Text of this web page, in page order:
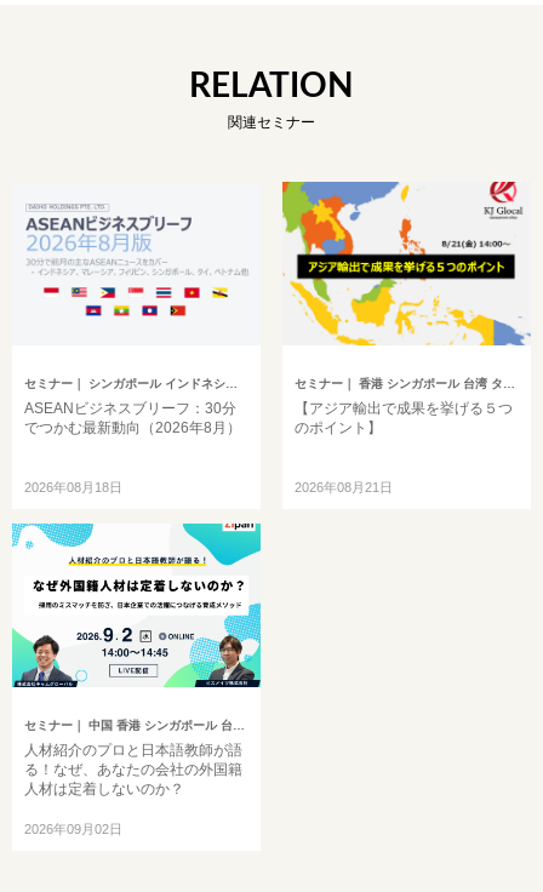
RELATION
関連セミナー
セミナー ｜ シンガポール インドネシア ベトナム タイ フィリピン マレーシア ミャンマー カンボジア その他アジア
ASEANビジネスブリーフ：30分
でつかむ最新動向（2026年8月）
2026年08月18日
セミナー｜ 香港 シンガポール 台湾 タイ マレーシア
【アジア輸出で成果を挙げる５つ
のポイント】
2026年08月21日
セミナー ｜ 中国 香港 シンガポール 台湾 インドネシア 韓国 ベトナム タイ フィリピン マレーシア インド ミャンマー バングラデシュ カンボジア モンゴル その他アジア イギリス ドイツ トルコ ヨーロッパ 中東 アメリカ ブラジル 中南米 オセアニア アフリカ ロシア その他英語圏
人材紹介のプロと日本語教師が語
る！なぜ、あなたの会社の外国籍
人材は定着しないのか？
2026年09月02日